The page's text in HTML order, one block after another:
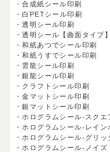
合成紙シール印刷
白PETシール印刷
透明シール印刷
透明シール【曲面タイプ
和紙あつでシール印刷
和紙うすでシール印刷
雲龍シール印刷
銀龍シール印刷
クラフトシール印刷
金マットシール印刷
銀マットシール印刷
ホログラムシール-スクエ
ホログラムシール-レイン
ホログラムシール-グリッ
ホログラムシール-ノイズ